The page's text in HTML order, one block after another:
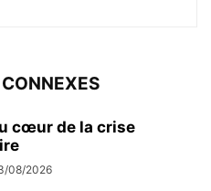
cœur de la crise
08/2026